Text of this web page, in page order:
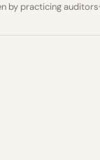
by practicing auditors